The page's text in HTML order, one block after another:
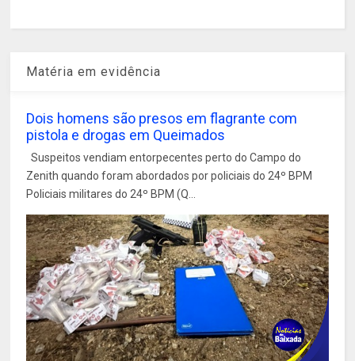
Matéria em evidência
Dois homens são presos em flagrante com
pistola e drogas em Queimados
Suspeitos vendiam entorpecentes perto do Campo do
Zenith quando foram abordados por policiais do 24º BPM
Policiais militares do 24º BPM (Q...